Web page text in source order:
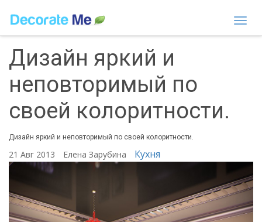
Дизайн яркий и
неповторимый по
своей колоритности.
Дизайн яркий и неповторимый по своей колоритности.
21 Авг 2013 Елена Зарубина Кухня